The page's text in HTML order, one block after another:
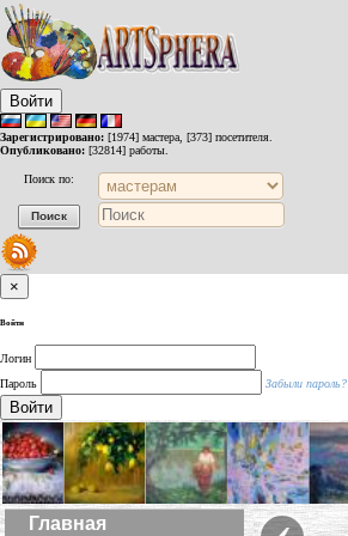
Войти
Зарегистрировано: [1974] мастера, [373] посетителя.
Опубликовано: [32814] работы.
Поиск по:
×
Войти
Логин
Пароль
Забыли пароль?
Войти
Главная